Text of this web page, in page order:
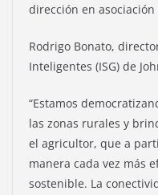
dirección en asociación
Rodrigo Bonato,
Inteligentes (ISG) de
“Estamos
las zonas rurales y
el agricultor, que a
manera cada vez más
sostenible. La